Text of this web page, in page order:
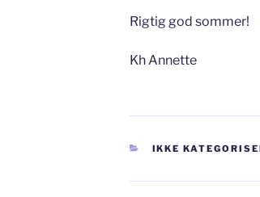
Rigtig god sommer!
Kh Annette
KATEGORIER
IKKE